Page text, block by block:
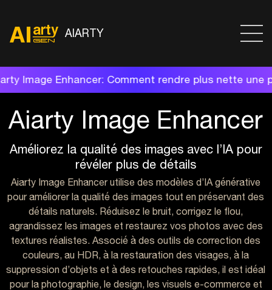
AIARTY
rendre plus nette une photo floue pour
Aiarty Image Enhancer
Améliorez la qualité des images avec l’IA pour
révéler plus de détails
Aiarty Image Enhancer utilise des modèles d’IA générative
pour améliorer la qualité des images tout en préservant des
détails naturels. Réduisez le bruit, corrigez le flou,
agrandissez les images et restaurez vos photos avec des
textures réalistes. Associé à des outils de correction des
couleurs, au HDR, à la restauration des visages, à la
suppression d’objets et à des retouches rapides, il est idéal
pour la photographie, le design, les visuels e-commerce et